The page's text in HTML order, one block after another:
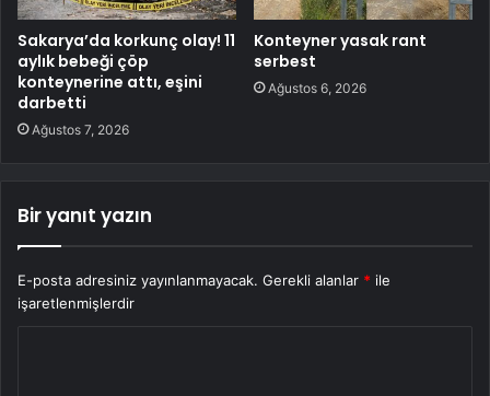
Sakarya’da korkunç olay! 11
aylık bebeği çöp
konteynerine attı, eşini
darbetti
Ağustos 7, 2026
Konteyner yasak rant
serbest
Ağustos 6, 2026
Bir yanıt yazın
E-posta adresiniz yayınlanmayacak. Gerekli alanlar * ile
işaretlenmişlerdir